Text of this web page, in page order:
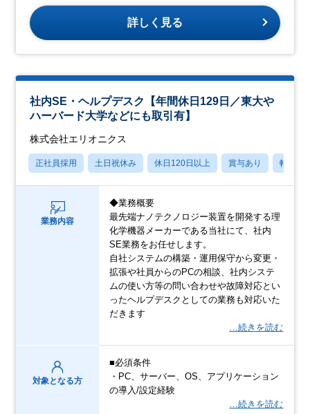
詳しく見る
社内SE・ヘルプデスク【年間休日129日／東大や
ハーバード大学などにも取引有】
株式会社エリオニクス
正社員採用 土日祝休み 休日120日以上 賞与あり 転勤な
業務内容
◆業務概要
最先端ナノテクノロジー装置を開発する理
化学機器メーカーである当社にて、社内
SE業務をお任せします。
自社システムの構築・運用保守から変更・
拡張や社員からのPCの相談、社内システ
ムの使い方等の問い合わせや故障対応とい
ったヘルプデスクとしての業務も対応いた
だきます
…続きを読む
対象となる方
■必須条件
・PC、サーバー、OS、アプリケーション
の導入/設定経験
…続きを読む